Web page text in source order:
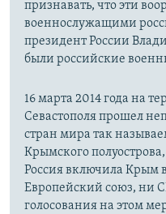
признавать, что эти
военнослужащими
президент России
были российские
16 марта 2014 года на
Севастополя прошел
стран мира так
Крымского
Россия включила Крым
Европейский союз, ни
голосования на этом